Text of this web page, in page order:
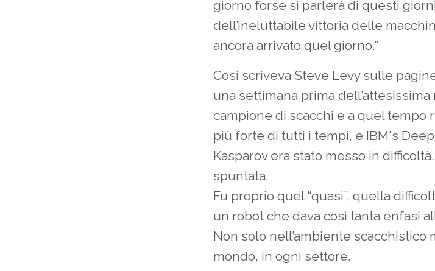
giorno forse si parlerà di questi
dell’ineluttabile vittoria delle
ancora arrivato quel giorno.”
Così scriveva Steve Levy sulle
una settimana prima dell’attesissima
campione di scacchi e a quel tempo
più forte di tutti i tempi, e IBM's
Kasparov era stato messo in
spuntata.
Fu proprio quel “quasi”, quella
un robot che dava così tanta enfasi
Non solo nell’ambiente scacchistico
mondo, in ogni settore.